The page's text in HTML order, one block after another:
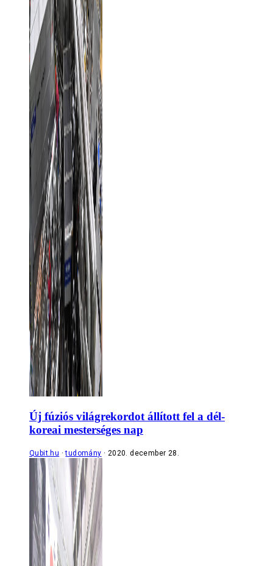
Új fúziós világrekordot állított fel a dél-
koreai mesterséges nap
Qubit.hu tudomány 2020. december 28.